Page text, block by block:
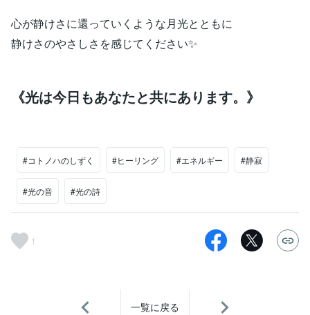
心が静けさに還っていくような月光とともに
静けさのやさしさを感じてください✨
《光は今日もあなたと共にあります。》
#コトノハのしずく #ヒーリング #エネルギー #静寂
#光の音 #光の詩
1
一覧に戻る